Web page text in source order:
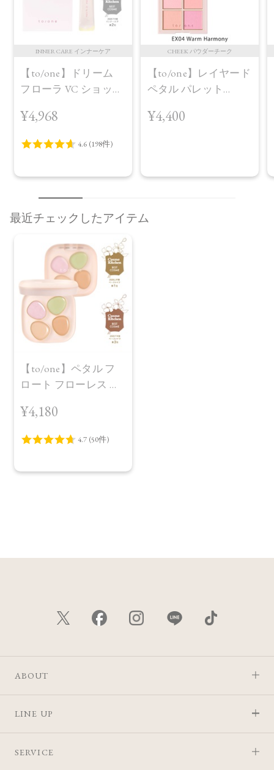
INNER CARE インナーケア
【to/one】ドリーム
フローラ VC ショット
¥4,968
CHEEK パウダーチーク
【to/one】レイヤード
ペタル パレット
AW Collection＞EX04
¥4,400
最近チェックしたアイテム
【to/one】ペタル フ
ロート フローレス タ
¥4,180
ABOUT
LINE UP
SERVICE